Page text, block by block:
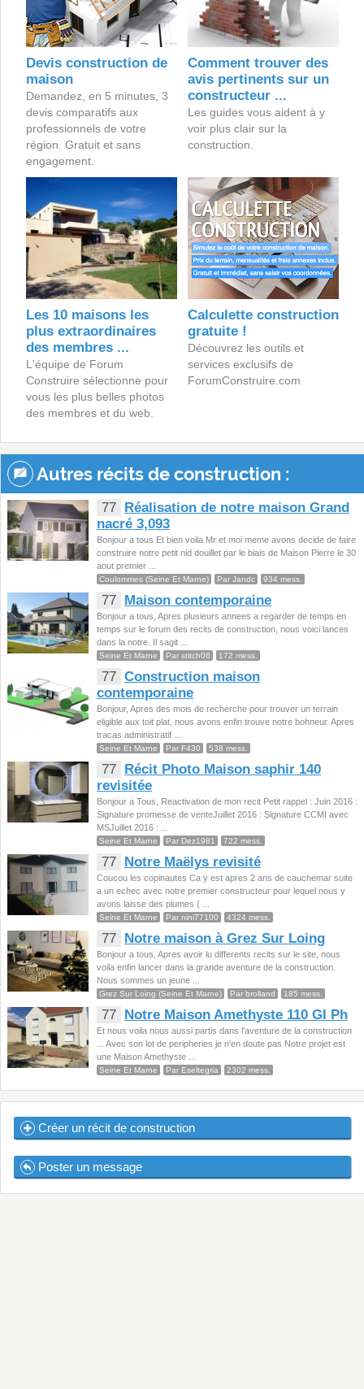
Devis construction de
maison
Demandez, en 5 minutes, 3
devis comparatifs aux
professionnels de votre
région. Gratuit et sans
engagement.
Comment trouver des
avis pertinents sur un
constructeur ...
Les guides vous aident à y
voir plus clair sur la
construction.
Les 10 maisons les
plus extraordinaires
des membres ...
L'équipe de Forum
Construire sélectionne pour
vous les plus belles photos
des membres et du web.
Calculette construction
gratuite !
Découvrez les outils et
services exclusifs de
ForumConstruire.com
Autres récits de construction :
77
Réalisation de notre maison Grand
nacré 3,093
Bonjour a tous Et bien voila Mr et moi meme avons decide de faire
construire notre petit nid douillet par le biais de Maison Pierre le 30
aout premier ...
Coulommes (Seine Et Marne) Par Jandc 934 mess.
77 Maison contemporaine
Bonjour a tous, Apres plusieurs annees a regarder de temps en
temps sur le forum des recits de construction, nous voici lances
dans la notre. Il sagit ...
Seine Et Marne Par stitch06 172 mess.
77 Construction maison
contemporaine
Bonjour, Apres des mois de recherche pour trouver un terrain
eligible aux toit plat, nous avons enfin trouve notre bohneur. Apres
tracas administratif ...
Seine Et Marne Par F430 538 mess.
77
Récit Photo Maison saphir 140
revisitée
Bonjour a Tous, Reactivation de mon recit Petit rappel : Juin 2016 :
Signature promesse de venteJuillet 2016 : Signature CCMI avec
MSJuillet 2016 : ...
Seine Et Marne Par Dez1981 722 mess.
77 Notre Maëlys revisité
Coucou les copinautes Ca y est apres 2 ans de cauchemar suite
a un echec avec notre premier constructeur pour lequel nous y
avons laisse des plumes ( ...
Seine Et Marne Par nini77100 4324 mess.
77 Notre maison à Grez Sur Loing
Bonjour a tous, Apres avoir lu differents recits sur le site, nous
voila enfin lancer dans la grande aventure de la construction.
Nous sommes un jeune ...
Grez Sur Loing (Seine Et Marne) Par brolland 185 mess.
77 Notre Maison Amethyste 110 GI Ph
Et nous voila nous aussi partis dans l'aventure de la construction
... Avec son lot de peripheries je n'en doute pas Notre projet est
une Maison Amethyste ...
Seine Et Marne Par Eseltegria 2302 mess.
Créer un récit de construction
Poster un message